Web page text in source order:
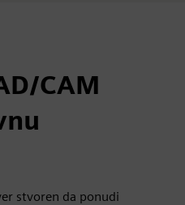
CAM
stvoren da ponudi